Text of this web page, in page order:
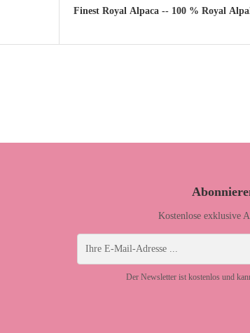
Finest Royal Alpaca -- 100 % Royal
Kostenlose exklusive
Der Newsletter ist kostenlos und